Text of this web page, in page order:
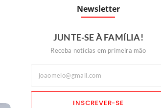
Newsletter
JUNTE-SE À FAMÍLIA!
Receba notícias em primeira mão
INSCREVER-SE